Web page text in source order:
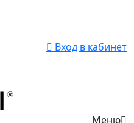
Вход в кабинет
Меню